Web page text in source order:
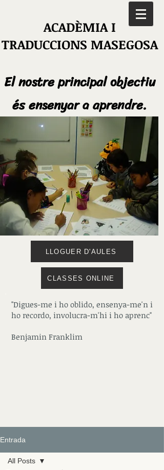
ACADÈMIA I
TRADUCCIONS MASEGOSA
El nostre principal objectiu
és ensenyar a aprendre.
LLOGUER D'AULES
CLASSES ONLINE
"Digues-me i ho oblido, ensenya-me'n i
ho recordo, involucra-m'hi i ho aprenc"
Benjamin Franklim
Entrada
All Posts